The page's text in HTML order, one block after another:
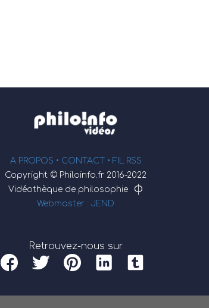
A PROPOS • CONTACT • FIL RSS
Copyright © Philoinfo.fr 2016-2022
Vidéothèque de philosophie
φ
Webmaster : JEND
Retrouvez-nous sur